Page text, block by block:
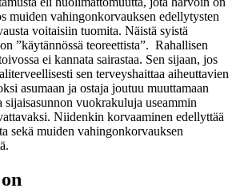
muiden vahingonkorvauksen edellytysten
voitaisiin tuomita. Näistä syistä
”käytännössä teoreettista”. Rahallisen
ei kannata sairastaa. Sen sijaan, jos
sen terveyshaittaa aiheuttavien
asumaan ja ostaja joutuu muuttamaan
sijaisasunnon vuokrakuluja useammin
Niidenkin korvaaminen edellyttää
sekä muiden vahingonkorvauksen